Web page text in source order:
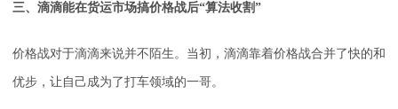
三、滴滴能在货运市场搞价格战后“算法收割”
价格战对于滴滴来说并不陌生。当初，滴滴靠着价格战合并了快的和
优步，让自己成为了打车领域的一哥。